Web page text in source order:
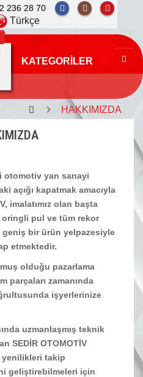
236 28 70
Türkçe
KATEGORILER
HAKKIMIZDA
otomotiv yan sanayi
açığı kapatmak amacıyla
imalatımız olan başta
oringli pul ve tüm rekor
bir ürün yelpazesiyle
etmektedir.
olduğu pazarlama
parçaları zamanında
işyerlerinize
uzmanlaşmış teknik
SEDİR OTOMOTİV
yenilikleri takip
geliştirebilmeleri için